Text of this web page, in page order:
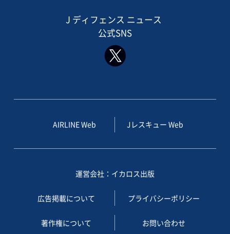
J ディフェンス ニュース
公式SNS
AIRLINE Web Jレスキュー Web
運営会社：イカロス出版
広告掲載について プライバシーポリシー
著作権について お問い合わせ